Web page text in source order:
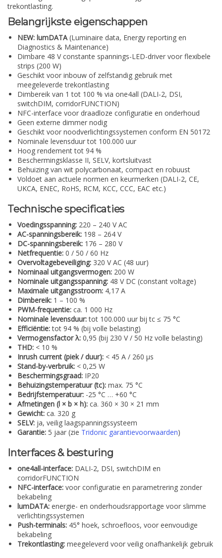
trekontlasting.
Belangrijkste eigenschappen
NEW: lumDATA(Luminaire data, Energy reporting en
Diagnostics & Maintenance)
Dimbare 48 V constante spannings-LED-driver voor flexibele
strips (200 W)
Geschikt voor inbouw of zelfstandig gebruik met
meegeleverde trekontlasting
Dimbereik van 1 tot 100 % via one4all (DALI-2, DSI,
switchDIM, corridorFUNCTION)
NFC-interface voor draadloze configuratie en onderhoud
Geen externe dimmer nodig
Geschikt voor noodverlichtingssystemen conform EN 50172
Nominale levensduur tot 100.000 uur
Hoog rendement tot 94 %
Beschermingsklasse II, SELV, kortsluitvast
Behuizing van wit polycarbonaat, compact en robuust
Voldoet aan actuele normen en keurmerken (DALI-2, CE,
UKCA, ENEC, RoHS, RCM, KCC, CCC, EAC etc.)
Technische specificaties
Voedingsspanning: 220 – 240 V AC
AC-spanningsbereik: 198 – 264 V
DC-spanningsbereik: 176 – 280 V
Netfrequentie: 0 / 50 / 60 Hz
Overvoltagebeveiliging: 320 V AC (48 uur)
Nominaal uitgangsvermogen: 200 W
Nominale uitgangsspanning: 48 V DC (constant voltage)
Maximale uitgangsstroom: 4,17 A
Dimbereik: 1 – 100 %
PWM-frequentie: ca. 1 000 Hz
Nominale levensduur:tot 100.000 uur bij tc ≤ 75 °C
Efficiëntie:tot 94 % (bij volle belasting)
Vermogensfactor λ: 0,95 (bij 230 V / 50 Hz volle belasting)
THD: < 10 %
Inrush current (piek / duur): < 45 A / 260 µs
Stand-by-verbruik: < 0,25 W
Beschermingsgraad: IP20
Behuizingstemperatuur (tc): max. 75 °C
Bedrijfstemperatuur: -25 °C … +60 °C
Afmetingen (l × b × h): ca. 360 × 30 × 21 mm
Gewicht: ca. 320 g
SELV: ja, veilig laagspanningssysteem
Garantie: 5 jaar (zie Tridonic garantievoorwaarden)
Interfaces & besturing
one4all-interface: DALI-2, DSI, switchDIM en
corridorFUNCTION
NFC-interface: voor configuratie en parametrering zonder
bekabeling
lumDATA: energie- en onderhoudsrapportage voor slimme
verlichtingssystemen
Push-terminals: 45° hoek, schroefloos, voor eenvoudige
bekabeling
Trekontlasting: meegeleverd voor veilig onafhankelijk gebruik